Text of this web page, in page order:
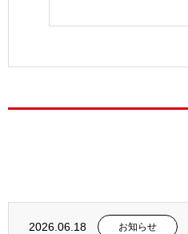
2026.06.18 お知らせ